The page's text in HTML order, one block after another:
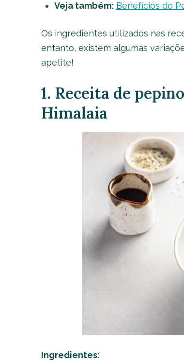
Veja também: Benefícios do
Os ingredientes utilizados nas
entanto, existem algumas
apetite!
1. Receita de
Himalaia
Ingredientes: